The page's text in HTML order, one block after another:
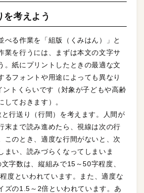
を考えよう
べる作業を「組版（くみはん）」と
業を行うには、まずは本文の文字サ
。紙にプリントしたときの最適な文
るフォントや用途によっても異なり
ントくらいです（対象が子どもや高齢
しておきます）。
行送り（行間）を考えます。人間が
末まで読み進めたら、視線は次の行
このとき、適度な行間がないと、次
まい、読みづらくなってしまいま
字数は、縦組みで15～50字程度、
度といわれています。また、適度な
ズの1.5～2倍といわれています。あ